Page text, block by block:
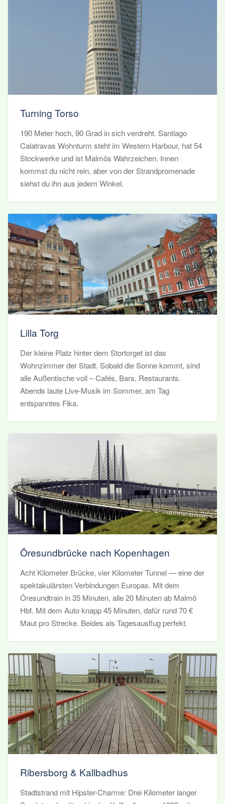
Turning Torso
190 Meter hoch, 90 Grad in sich verdreht. Santiago
Calatravas Wohnturm steht im Western Harbour, hat 54
Stockwerke und ist Malmös Wahrzeichen. Innen
kommst du nicht rein, aber von der Strandpromenade
siehst du ihn aus jedem Winkel.
Lilla Torg
Der kleine Platz hinter dem Stortorget ist das
Wohnzimmer der Stadt. Sobald die Sonne kommt, sind
alle Außentische voll – Cafés, Bars, Restaurants.
Abends laute Live-Musik im Sommer, am Tag
entspanntes Fika.
Öresundbrücke nach Kopenhagen
Acht Kilometer Brücke, vier Kilometer Tunnel — eine der
spektakulärsten Verbindungen Europas. Mit dem
Öresundtrain in 35 Minuten, alle 20 Minuten ab Malmö
Hbf. Mit dem Auto knapp 45 Minuten, dafür rund 70 €
Maut pro Strecke. Beides als Tagesausflug perfekt.
Ribersborg & Kallbadhus
Stadtstrand mit Hipster-Charme: Drei Kilometer langer